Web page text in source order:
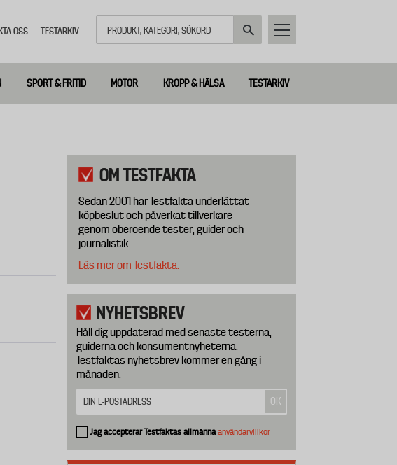
OSS TESTARKIV
SPORT & FRITID MOTOR KROPP & HÄLSA TESTARKIV
OM TESTFAKTA
Sedan 2001 har Testfakta underlättat
köpbeslut och påverkat tillverkare
genom oberoende tester, guider och
journalistik.
Läs mer om Testfakta.
NYHETSBREV
Håll dig uppdaterad med senaste testerna,
guiderna och konsumentnyheterna.
Testfaktas nyhetsbrev kommer en gång i
månaden.
Jag accepterar Testfaktas allmännaanvändarvillkor